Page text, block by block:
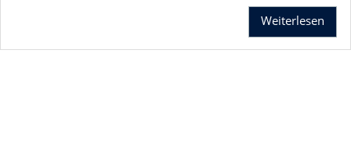
Weiterlesen